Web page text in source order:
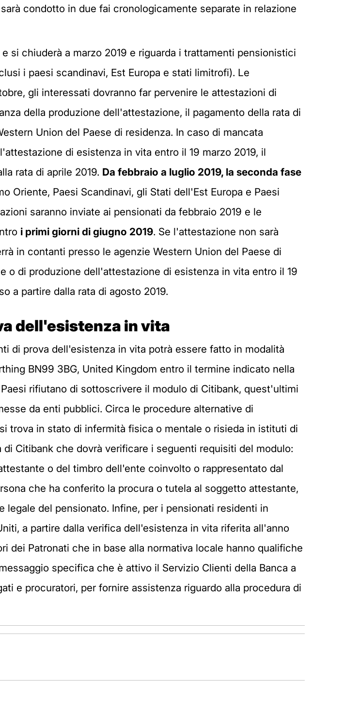
condotto in due fai cronologicamente separate in relazione
e si chiuderà a marzo 2019 e riguarda i trattamenti pensionistici
i paesi scandinavi, Est Europa e stati limitrofi). Le
gli interessati dovranno far pervenire le attestazioni di
della produzione dell'attestazione, il pagamento della rata di
Union del Paese di residenza. In caso di mancata
di esistenza in vita entro il 19 marzo 2019, il
rata di aprile 2019. Da febbraio a luglio 2019, la seconda fase
Oriente, Paesi Scandinavi, gli Stati dell'Est Europa e Paesi
saranno inviate ai pensionati da febbraio 2019 e le
i primi giorni di giugno 2019. Se l'attestazione non sarà
in contanti presso le agenzie Western Union del Paese di
o di produzione dell'attestazione di esistenza in vita entro il 19
a partire dalla rata di agosto 2019.
dell'esistenza in vita
di prova dell'esistenza in vita potrà essere fatto in modalità
BN99 3BG, United Kingdom entro il termine indicato nella
rifiutano di sottoscrivere il modulo di Citibank, quest'ultimi
da enti pubblici. Circa le procedure alternative di
trova in stato di infermità fisica o mentale o risieda in istituti di
Citibank che dovrà verificare i seguenti requisiti del modulo:
o del timbro dell'ente coinvolto o rappresentato dal
che ha conferito la procura o tutela al soggetto attestante,
del pensionato. Infine, per i pensionati residenti in
a partire dalla verifica dell'esistenza in vita riferita all'anno
dei Patronati che in base alla normativa locale hanno qualifiche
specifica che è attivo il Servizio Clienti della Banca a
e procuratori, per fornire assistenza riguardo alla procedura di